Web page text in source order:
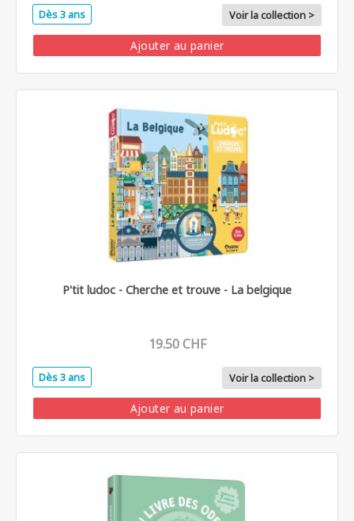
Dès 3 ans Voir la collection >
Ajouter au panier
P'tit ludoc - Cherche et trouve - La belgique
19.50 CHF
Dès 3 ans Voir la collection >
Ajouter au panier